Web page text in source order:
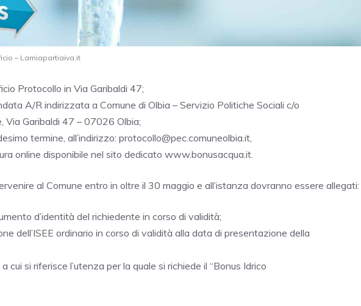
– Lamiapartiaiva.it
Protocollo in Via Garibaldi 47;
A/R indirizzata a Comune di Olbia – Servizio Politiche Sociali c/o
Via Garibaldi 47 – 07026 Olbia;
termine, all’indirizzo: protocollo@pec.comuneolbia.it,
online disponibile nel sito dedicato www.bonusacqua.it.
al Comune entro in oltre il 30 maggio e all’istanza dovranno essere allegati:
d’identità del richiedente in corso di validità;
dell’ISEE ordinario in corso di validità alla data di presentazione della
cui si riferisce l’utenza per la quale si richiede il “Bonus Idrico